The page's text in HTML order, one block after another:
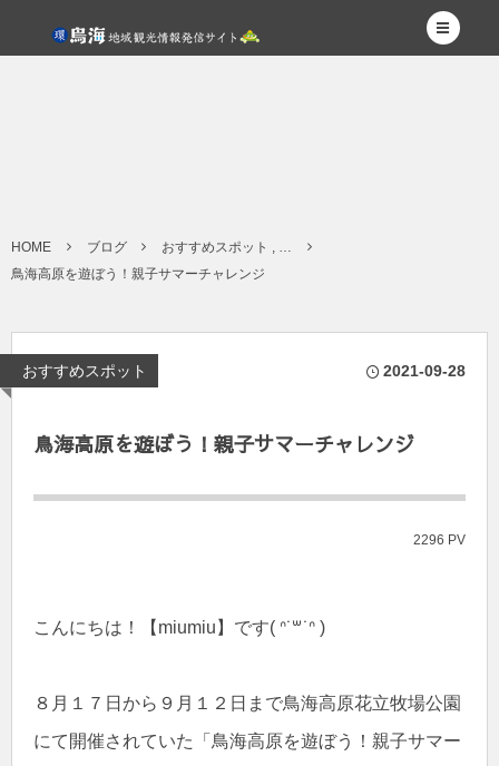
HOME ブログ
おすすめスポット , …
鳥海高原を遊ぼう！親子サマーチャレンジ
おすすめスポット 2021-09-28
鳥海高原を遊ぼう！親子サマーチャレンジ
2296 PV
こんにちは！【miumiu】です( ᐢ˙꒳​˙ᐢ )
８月１７日から９月１２日まで鳥海高原花立牧場公園
にて開催されていた「鳥海高原を遊ぼう！親子サマー